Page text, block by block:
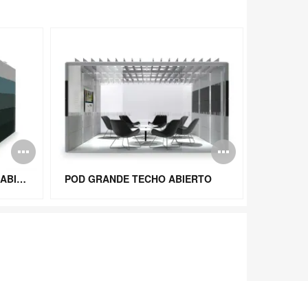
Abrir
imagen
POD RECTANGULAR TECHO ABIERTO
Abrir
POD GRANDE TECHO ABIERTO